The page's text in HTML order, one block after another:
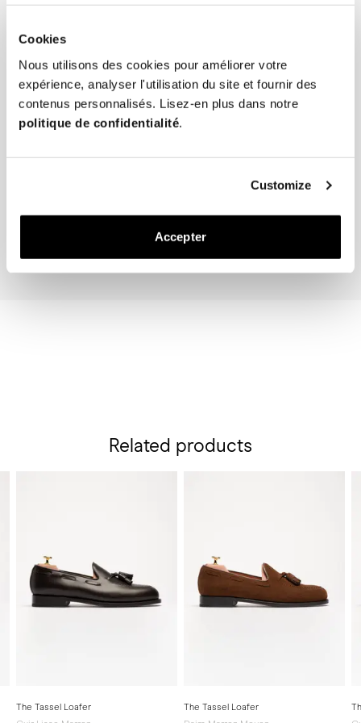
Cookies
Nous utilisons des cookies pour améliorer votre
expérience, analyser l'utilisation du site et fournir des
contenus personnalisés. Lisez-en plus dans notre
politique de confidentialité.
Customize
Accepter
* En cas de port régulier par temps humide, l’ajout d’une fine semelle
prolonger la durée de vie.
Mi-Bas – Bleu Marine Fil
Related products
The Tassel Loafer
The Tassel Loafer